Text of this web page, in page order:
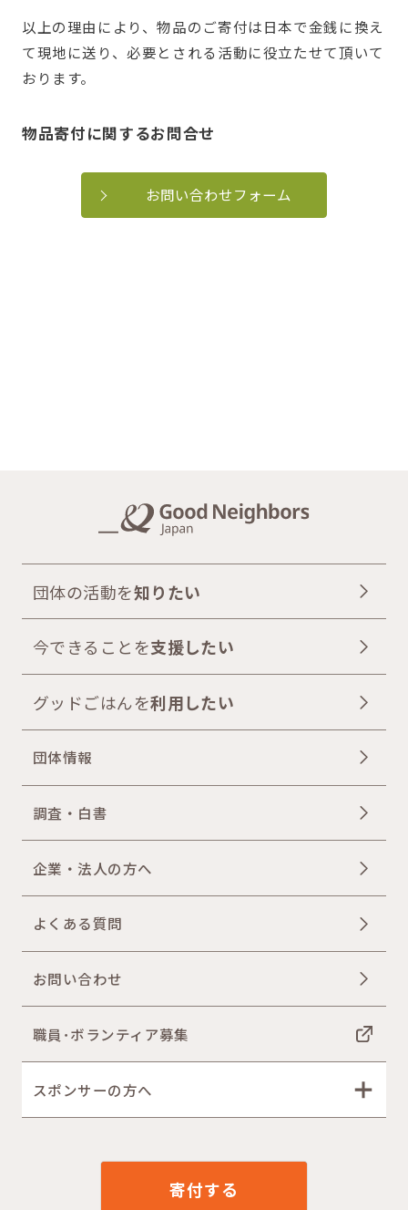
以上の理由により、物品のご寄付は日本で金銭に換え
て現地に送り、必要とされる活動に役立たせて頂いて
おります。
物品寄付に関するお問合せ
お問い合わせフォーム
団体の活動を知りたい
今できることを支援したい
グッドごはんを利用したい
団体情報
調査・白書
企業・法人の方へ
よくある質問
お問い合わせ
職員･ボランティア募集
スポンサーの方へ
寄付する